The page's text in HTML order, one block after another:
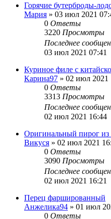
Горячие бутерброды-
Мария » 03 июл 2021
0 Ответы
3220 Просмотры
Последнее
03 июл 2021 07:41
Куриное филе с
Карина97 » 02 июл 2021
0 Ответы
3313 Просмотры
Последнее
02 июл 2021 16:44
Оригинальный пирог из
Викуся » 02 июл 2021
0 Ответы
3090 Просмотры
Последнее
02 июл 2021 16:21
Перец фаршированный
Анжелика94 » 01 июл
0 Ответы